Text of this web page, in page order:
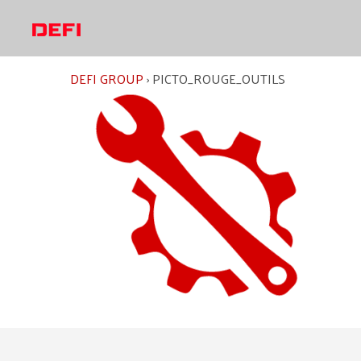
contenu
DEFI GROUP›PICTO_ROUGE_OUTILS